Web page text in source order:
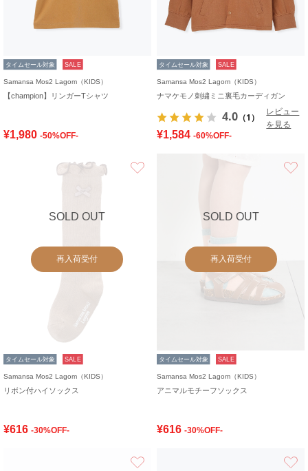
タイムセール対象 SALE
Samansa Mos2 Lagom（KIDS）
【champion】リンガーTシャツ
¥1,980 -50%OFF-
タイムセール対象 SALE
Samansa Mos2 Lagom（KIDS）
ナマケモノ刺繍ミニ裏毛カーディガン
4.0 （1）
レビュー
を見る
¥1,584 -60%OFF-
SOLD OUT
再入荷受付
タイムセール対象 SALE
Samansa Mos2 Lagom（KIDS）
リボン付ハイソックス
¥616 -30%OFF-
SOLD OUT
再入荷受付
タイムセール対象 SALE
Samansa Mos2 Lagom（KIDS）
アニマルモチーフソックス
¥616 -30%OFF-